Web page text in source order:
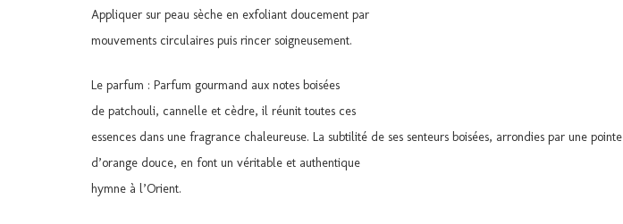
Appliquer sur peau sèche en exfoliant doucement par
mouvements circulaires puis rincer soigneusement.
Le parfum : Parfum gourmand aux notes boisées
de patchouli, cannelle et cèdre, il réunit toutes ces
essences dans une fragrance chaleureuse. La subtilité de ses senteurs boisées, arrondies par une pointe
d’orange douce, en font un véritable et authentique
hymne à l’Orient.